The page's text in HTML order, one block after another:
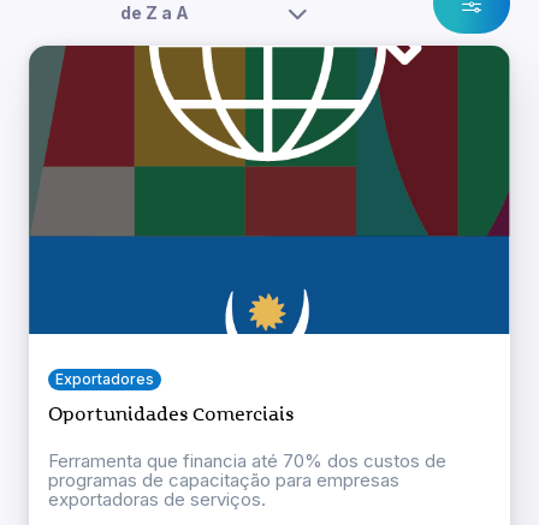
de Z a A
Exportadores
Oportunidades Comerciais
Ferramenta que financia até 70% dos custos de
programas de capacitação para empresas
exportadoras de serviços.